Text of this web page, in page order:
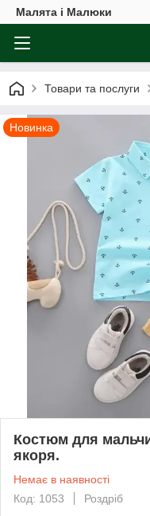
Малята і Малюки
Товари та послуги
Новинка
Костюм для
якоря.
Немає в наявності
Код: 1053
Роздріб